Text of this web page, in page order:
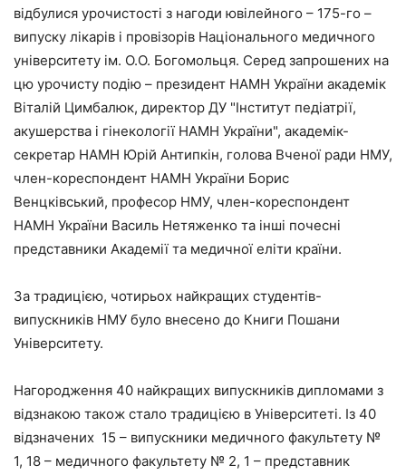
відбулися урочистості з нагоди ювілейного – 175-го –
випуску лікарів і провізорів Національного медичного
університету ім. О.О. Богомольця. Серед запрошених на
цю урочисту подію – президент НАМН України академік
Віталій Цимбалюк, директор ДУ "Інститут педіатрії,
акушерства і гінекології НАМН України", академік-
секретар НАМН Юрій Антипкін, голова Вченої ради НМУ,
член-кореспондент НАМН України Борис
Венцківський, професор НМУ, член-кореспондент
НАМН України Василь Нетяженко та інші почесні
представники Академії та медичної еліти країни.
За традицією, чотирьох найкращих студентів-
випускників НМУ було внесено до Книги Пошани
Університету.
Нагородження 40 найкращих випускників дипломами з
відзнакою також стало традицією в Університеті. Із 40
відзначених 15 – випускники медичного факультету №
1, 18 – медичного факультету № 2, 1 – представник